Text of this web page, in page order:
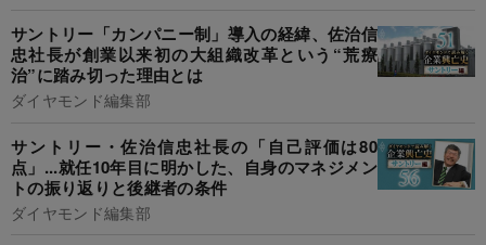
サントリー「カンパニー制」導入の経緯、佐治信
忠社長が創業以来初の大組織改革という“荒療
治”に踏み切った理由とは
ダイヤモンド編集部
サントリー・佐治信忠社長の「自己評価は80
点」...就任10年目に明かした、自身のマネジメン
トの振り返りと後継者の条件
ダイヤモンド編集部